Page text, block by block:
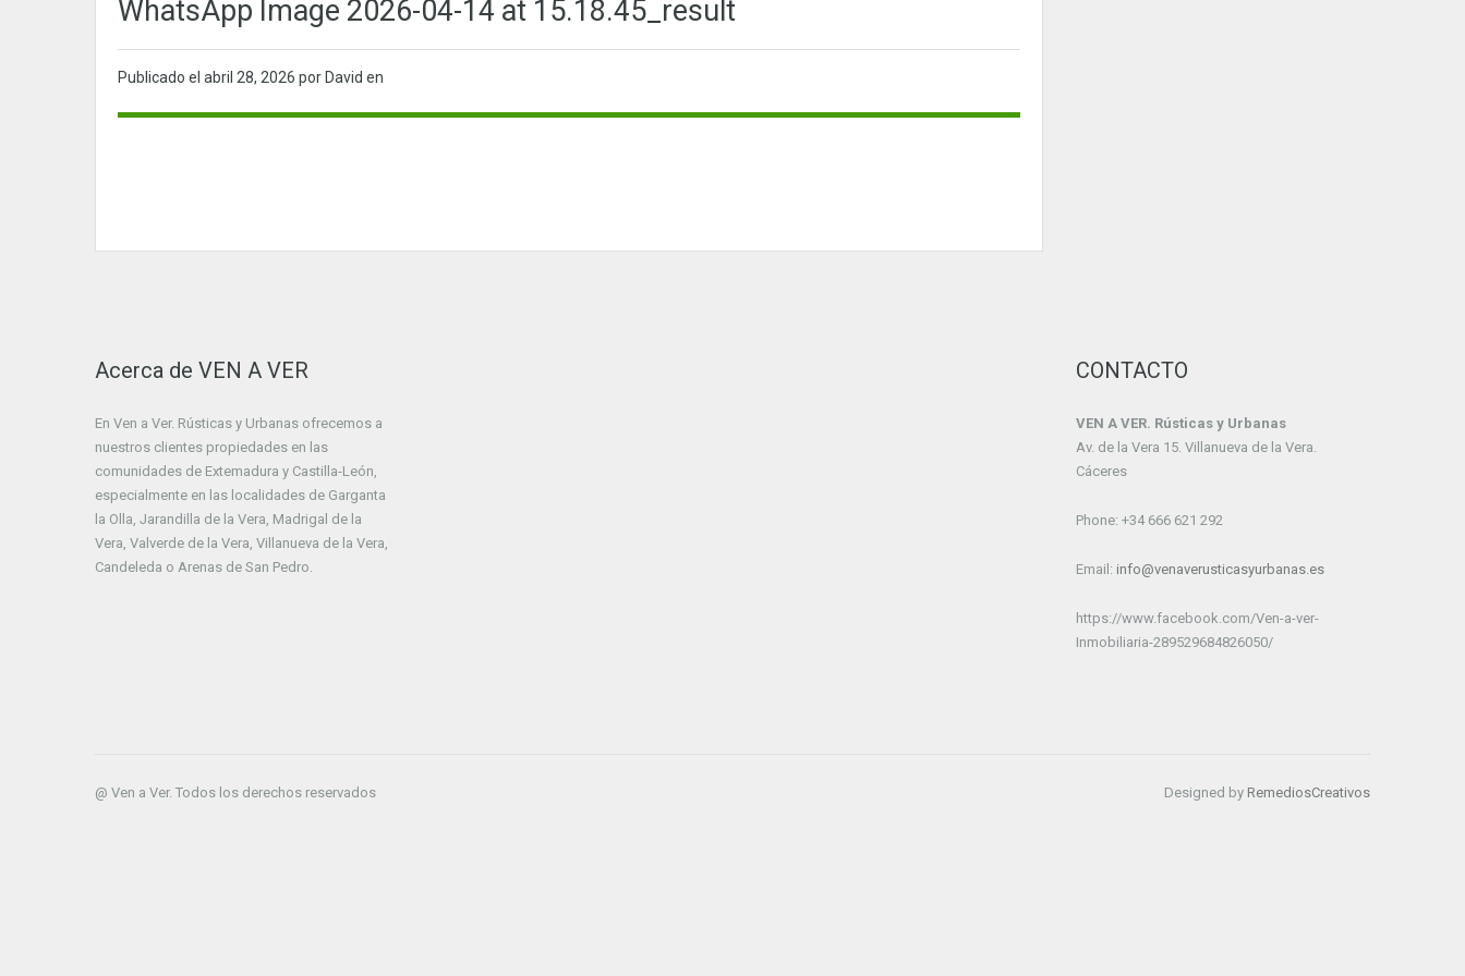
WhatsApp Image 2026-04-14 at 15.18.45_result
Publicado el abril 28, 2026 por David en
Acerca de VEN A VER
En Ven a Ver. Rústicas y Urbanas ofrecemos a
nuestros clientes propiedades en las
comunidades de Extemadura y Castilla-León,
especialmente en las localidades de Garganta
la Olla, Jarandilla de la Vera, Madrigal de la
Vera, Valverde de la Vera, Villanueva de la Vera,
Candeleda o Arenas de San Pedro.
CONTACTO
VEN A VER. Rústicas y Urbanas
Av. de la Vera 15. Villanueva de la Vera.
Cáceres
Phone: +34 666 621 292
Email: info@venaverusticasyurbanas.es
https://www.facebook.com/Ven-a-ver-
Inmobiliaria-289529684826050/
@ Ven a Ver. Todos los derechos reservados Designed by RemediosCreativos